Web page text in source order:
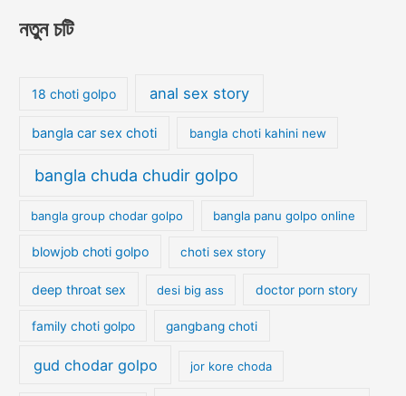
নতুন চটি
18 choti golpo anal sex story
bangla car sex choti bangla choti kahini new
bangla chuda chudir golpo
bangla group chodar golpo bangla panu golpo online
blowjob choti golpo choti sex story
deep throat sex desi big ass doctor porn story
family choti golpo gangbang choti
gud chodar golpo jor kore choda